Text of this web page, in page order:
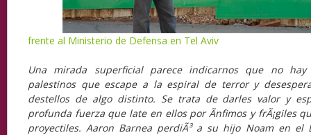
frente al Ministerio de Defensa en Tel Aviv
Una mirada superficial parece indicarnos que no
palestinos que escape a la espiral de terror y
destellos de algo distinto. Se trata de darles valor y
profunda fuerza que late en ellos por Ã­nfimos y frÃ¡giles
proyectiles. Aaron Barnea perdiÃ³ a su hijo Noam en el